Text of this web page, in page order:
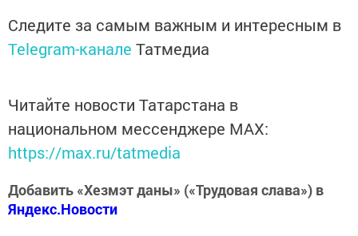
Следите за самым важным и интересным в
Telegram-канале Татмедиа
Читайте новости Татарстана в
национальном мессенджере MАХ:
https://max.ru/tatmedia
Добавить «Хезмэт даны» («Трудовая слава») в
Яндекс.Новости